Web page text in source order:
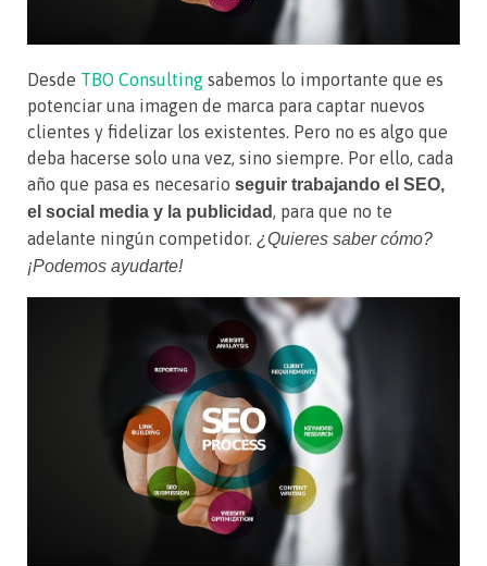
Desde TBO Consulting sabemos lo importante que es
potenciar una imagen de marca para captar nuevos
clientes y fidelizar los existentes. Pero no es algo que
deba hacerse solo una vez, sino siempre. Por ello, cada
año que pasa es necesario seguir trabajando el SEO,
el social media y la publicidad, para que no te
adelante ningún competidor. ¿Quieres saber cómo?
¡Podemos ayudarte!